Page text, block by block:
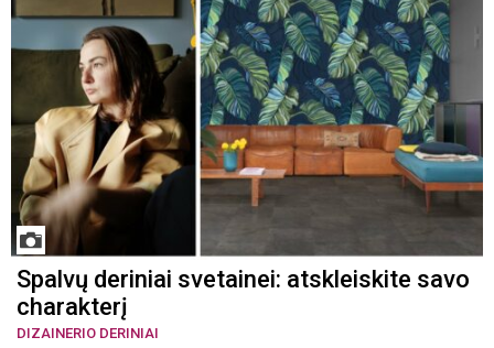
Spalvų deriniai svetainei: atskleiskite savo
charakterį
DIZAINERIO DERINIAI